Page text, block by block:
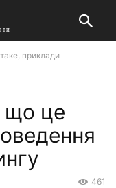
приклади
що це
461